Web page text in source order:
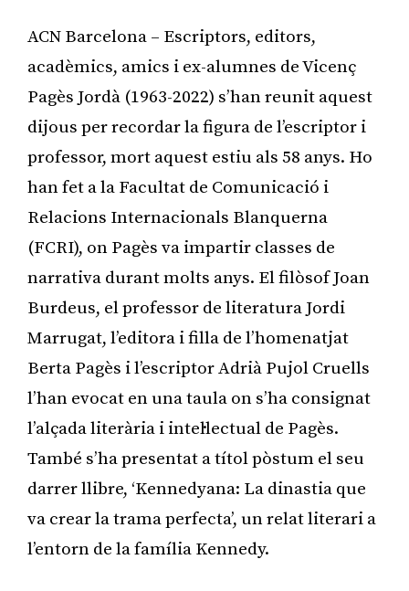
ACN Barcelona – Escriptors, editors,
acadèmics, amics i ex-alumnes de Vicenç
Pagès Jordà (1963-2022) s’han reunit aquest
dijous per recordar la figura de l’escriptor i
professor, mort aquest estiu als 58 anys. Ho
han fet a la Facultat de Comunicació i
Relacions Internacionals Blanquerna
(FCRI), on Pagès va impartir classes de
narrativa durant molts anys. El filòsof Joan
Burdeus, el professor de literatura Jordi
Marrugat, l’editora i filla de l’homenatjat
Berta Pagès i l’escriptor Adrià Pujol Cruells
l’han evocat en una taula on s’ha consignat
l’alçada literària i intel·lectual de Pagès.
També s’ha presentat a títol pòstum el seu
darrer llibre, ‘Kennedyana: La dinastia que
va crear la trama perfecta’, un relat literari a
l’entorn de la família Kennedy.